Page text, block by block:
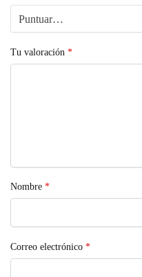
Tu valoración *
Nombre *
Correo electrónico *